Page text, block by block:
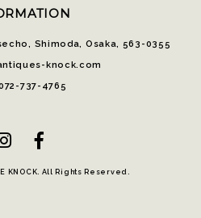
Shimoda, Osaka, 563-0355
knock.com
737-4765
KNOCK. All Rights Reserved.